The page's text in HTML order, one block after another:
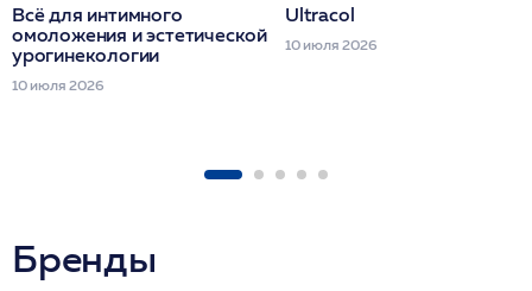
Всё для интимного
омоложения и эстетической
урогинекологии
10 июля 2026
Ultracol
10 июля 2026
Бренды